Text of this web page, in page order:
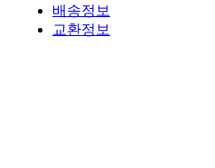
배송정보
교환정보